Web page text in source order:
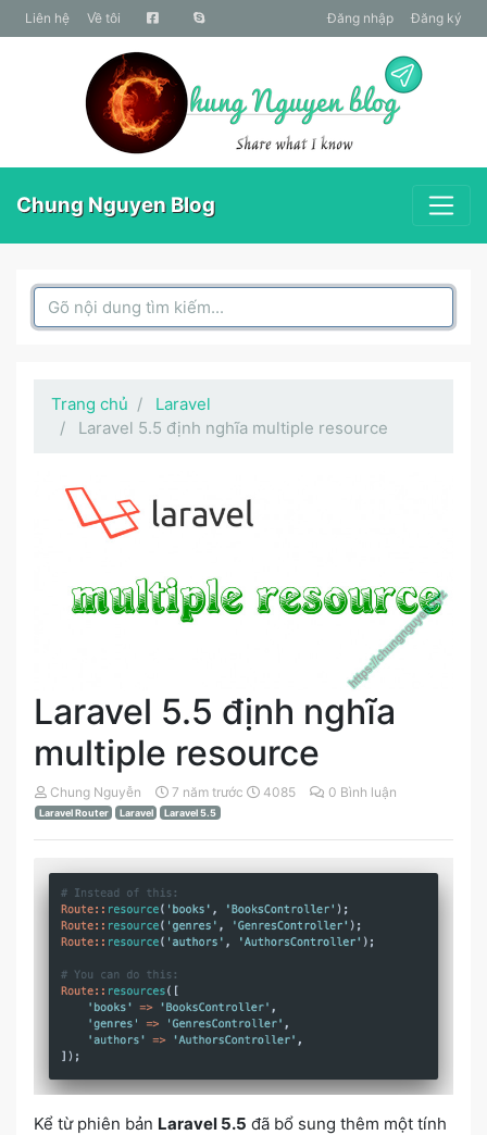
liên hệ Về tôi Đăng nhập Đăng ký
Chung Nguyen Blog
Search Box
Trang chủ
Laravel
Laravel 5.5 định nghĩa multiple resource
Laravel 5.5 định nghĩa
multiple resource
Chung Nguyễn 7 năm trước 4085 0 Bình luận
Laravel Router Laravel Laravel 5.5
Kể từ phiên bản Laravel 5.5 đã bổ sung thêm một tính